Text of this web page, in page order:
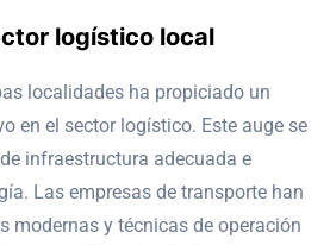
logístico local
localidades ha propiciado un
en el sector logístico. Este auge se
infraestructura adecuada e
Las empresas de transporte han
modernas y técnicas de operación